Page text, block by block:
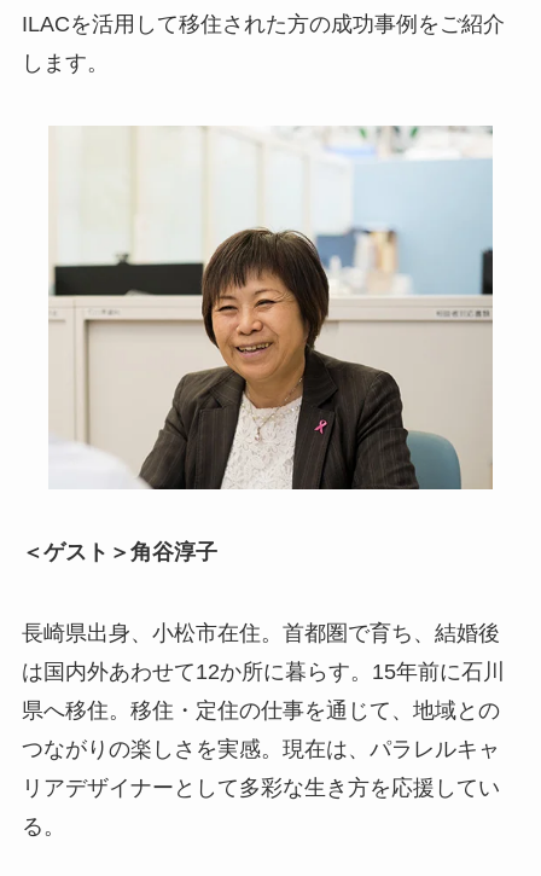
ILACを活用して移住された方の成功事例をご紹介
します。
＜ゲスト＞角谷淳子
長崎県出身、小松市在住。首都圏で育ち、結婚後
は国内外あわせて12か所に暮らす。15年前に石川
県へ移住。移住・定住の仕事を通じて、地域との
つながりの楽しさを実感。現在は、パラレルキャ
リアデザイナーとして多彩な生き方を応援してい
る。